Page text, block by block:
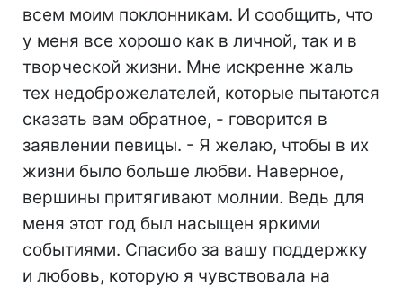
всем моим поклонникам. И сообщить, что
у меня все хорошо как в личной, так и в
творческой жизни. Мне искренне жаль
тех недоброжелателей, которые пытаются
сказать вам обратное, - говорится в
заявлении певицы. - Я желаю, чтобы в их
жизни было больше любви. Наверное,
вершины притягивают молнии. Ведь для
меня этот год был насыщен яркими
событиями. Спасибо за вашу поддержку
и любовь, которую я чувствовала на